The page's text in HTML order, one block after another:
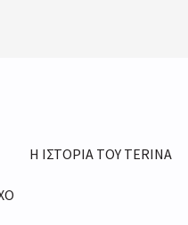
Η ΙΣΤΟΡΙΑ ΤΟΥ TERINA